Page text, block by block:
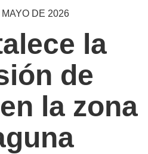
DE 2026
la
de
la zona